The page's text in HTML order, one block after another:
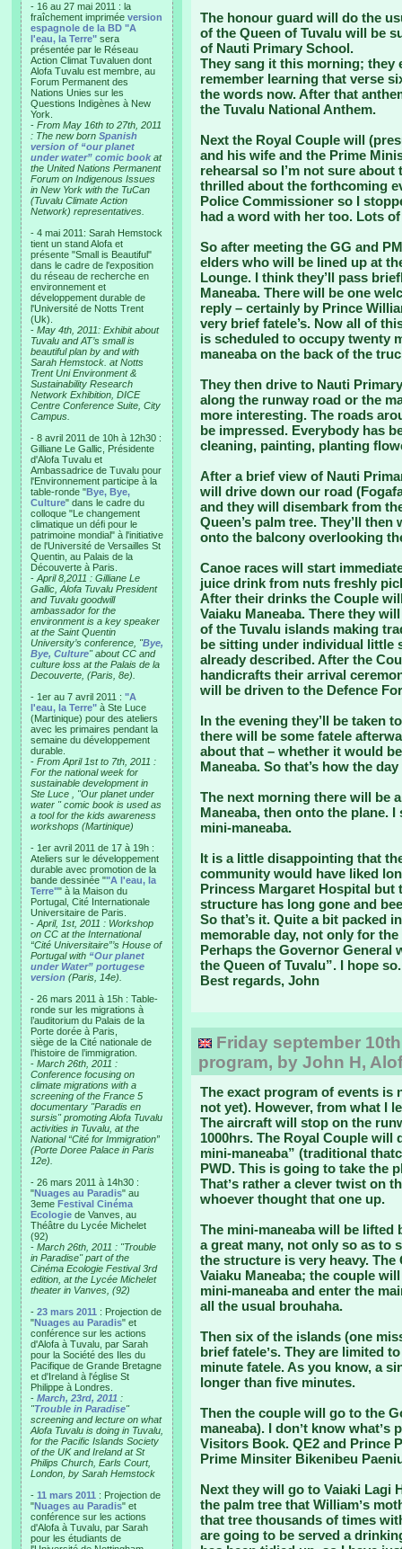
- 16 au 27 mai 2011 : la
fraîchement imprimée version
espagnole de la BD "A
l'eau, la Terre" sera
présentée par le Réseau
Action Climat Tuvaluen dont
Alofa Tuvalu est membre, au
Forum Permanent des
Nations Unies sur les
Questions Indigènes à New
York.
- From May 16th to 27th, 2011
: The new born Spanish
version of “our planet
under water” comic book at
the United Nations Permanent
Forum on Indigenous Issues
in New York with the TuCan
(Tuvalu Climate Action
Network) representatives.
- 4 mai 2011: Sarah Hemstock
tient un stand Alofa et
présente "Small is Beautiful"
dans le cadre de l'exposition
du réseau de recherche en
environnement et
développement durable de
l'Université de Notts Trent
(Uk).
- May 4th, 2011: Exhibit about
Tuvalu and AT’s small is
beautiful plan by and with
Sarah Hemstock. at Notts
Trent Uni Environment &
Sustainability Research
Network Exhibition, DICE
Centre Conference Suite, City
Campus.
- 8 avril 2011 de 10h à 12h30 :
Gilliane Le Gallic, Présidente
d'Alofa Tuvalu et
Ambassadrice de Tuvalu pour
l'Environnement participe à la
table-ronde "Bye, Bye,
Culture" dans le cadre du
colloque "Le changement
climatique un défi pour le
patrimoine mondial" à l'initiative
de l'Université de Versailles St
Quentin, au Palais de la
Découverte à Paris.
- April 8,2011 : Gilliane Le
Gallic, Alofa Tuvalu President
and Tuvalu goodwill
ambassador for the
environment is a key speaker
at the Saint Quentin
University’s conference, "Bye,
Bye, Culture" about CC and
culture loss at the Palais de la
Decouverte, (Paris, 8e).
- 1er au 7 avril 2011 : "A
l'eau, la Terre" à Ste Luce
(Martinique) pour des ateliers
avec les primaires pendant la
semaine du développement
durable.
- From April 1st to 7th, 2011 :
For the national week for
sustainable development in
Ste Luce , "Our planet under
water " comic book is used as
a tool for the kids awareness
workshops (Martinique)
- 1er avril 2011 de 17 à 19h :
Ateliers sur le développement
durable avec promotion de la
bande dessinée ""A l'eau, la
Terre"" à la Maison du
Portugal, Cité Internationale
Universitaire de Paris.
- April, 1st, 2011 : Workshop
on CC at the International
“Cité Universitaire”’s House of
Portugal with “Our planet
under Water” portugese
version (Paris, 14e).
- 26 mars 2011 à 15h : Table-
ronde sur les migrations à
l’auditorium du Palais de la
Porte dorée à Paris,
siège de la Cité nationale de
l’histoire de l’immigration.
- March 26th, 2011 :
Conference focusing on
climate migrations with a
screening of the France 5
documentary "Paradis en
sursis" promoting Alofa Tuvalu
activities in Tuvalu, at the
National “Cité for Immigration”
(Porte Doree Palace in Paris
12e).
- 26 mars 2011 à 14h30 :
"Nuages au Paradis" au
3eme Festival Cinéma
Ecologie de Vanves, au
Théâtre du Lycée Michelet
(92)
- March 26th, 2011 : "Trouble
in Paradise" part of the
Cinéma Ecologie Festival 3rd
edition, at the Lycée Michelet
theater in Vanves, (92)
- 23 mars 2011 : Projection de
"Nuages au Paradis" et
conférence sur les actions
d'Alofa à Tuvalu, par Sarah
pour la Société des Iles du
Pacifique de Grande Bretagne
et d'Ireland à l'église St
Philippe à Londres.
- March, 23rd, 2011 :
"Trouble in Paradise"
screening and lecture on what
Alofa Tuvalu is doing in Tuvalu,
for the Pacific Islands Society
of the UK and Ireland at St
Philips Church, Earls Court,
London, by Sarah Hemstock
- 11 mars 2011 : Projection de
"Nuages au Paradis" et
conférence sur les actions
d'Alofa à Tuvalu, par Sarah
pour les étudiants de
The honour guard will do the
of the Queen of Tuvalu will be
of Nauti Primary School.
They sang it this morning; they
remember learning that verse
the words now. After that
the Tuvalu National Anthem.
Next the Royal Couple will
and his wife and the Prime
rehearsal so I’m not sure
thrilled about the forthcoming
Police Commissioner so I
had a word with her too. Lots
So after meeting the GG and
elders who will be lined up at
Lounge. I think they’ll pass
Maneaba. There will be one
reply – certainly by Prince
very brief fatele’s. Now all of
is scheduled to occupy twenty
maneaba on the back of the
They then drive to Nauti
along the runway road or the
more interesting. The roads
be impressed. Everybody has
cleaning, painting, planting
After a brief view of Nauti
will drive down our road
and they will disembark from
Queen’s palm tree. They’ll
onto the balcony overlooking
Canoe races will start
juice drink from nuts freshly
After their drinks the Couple
Vaiaku Maneaba. There they
of the Tuvalu islands making
be sitting under individual little
already described. After the
handicrafts their arrival
will be driven to the Defence
In the evening they’ll be taken
there will be some fatele
about that – whether it would
Maneaba. So that’s how the
The next morning there will be
Maneaba, then onto the plane.
mini-maneaba.
It is a little disappointing that
community would have liked
Princess Margaret Hospital but
structure has long gone and
So that’s it. Quite a bit packed
memorable day, not only for
Perhaps the Governor General
the Queen of Tuvalu”. I hope so.
Best regards, John
Friday september
program, by John H,
The exact program of events is
not yet). However, from what I
The aircraft will stop on the
1000hrs. The Royal Couple will
mini-maneaba” (traditional
PWD. This is going to take the
Thatʼs rather a clever twist on
whoever thought that one up.
The mini-maneaba will be lifted
a great many, not only so as to
the structure is very heavy.
Vaiaku Maneaba; the couple
mini-maneaba and enter the
all the usual brouhaha.
Then six of the islands (one
brief fateleʼs. They are limited
minute fatele. As you know, a
longer than five minutes.
Then the couple will go to the
maneaba). I donʼt know
Visitors Book. QE2 and Prince
Prime Minsiter Bikenibeu
Next they will go to Vaiaki Lagi
the palm tree that Williamʼs
that tree thousands of times
are going to be served a